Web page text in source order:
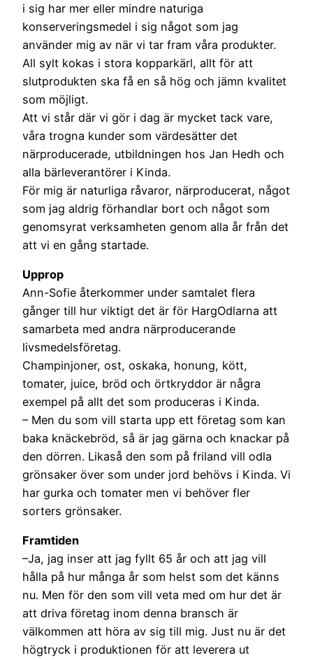
i sig har mer eller mindre naturiga
konserveringsmedel i sig något som jag
använder mig av när vi tar fram våra produkter.
All sylt kokas i stora kopparkärl, allt för att
slutprodukten ska få en så hög och jämn kvalitet
som möjligt.
Att vi står där vi gör i dag är mycket tack vare,
våra trogna kunder som värdesätter det
närproducerade, utbildningen hos Jan Hedh och
alla bärleverantörer i Kinda.
För mig är naturliga råvaror, närproducerat, något
som jag aldrig förhandlar bort och något som
genomsyrat verksamheten genom alla år från det
att vi en gång startade.
Upprop
Ann-Sofie återkommer under samtalet flera
gånger till hur viktigt det är för HargOdlarna att
samarbeta med andra närproducerande
livsmedelsföretag.
Champinjoner, ost, oskaka, honung, kött,
tomater, juice, bröd och örtkryddor är några
exempel på allt det som produceras i Kinda.
– Men du som vill starta upp ett företag som kan
baka knäckebröd, så är jag gärna och knackar på
den dörren. Likaså den som på friland vill odla
grönsaker över som under jord behövs i Kinda. Vi
har gurka och tomater men vi behöver fler
sorters grönsaker.
Framtiden
–Ja, jag inser att jag fyllt 65 år och att jag vill
hålla på hur många år som helst som det känns
nu. Men för den som vill veta med om hur det är
att driva företag inom denna bransch är
välkommen att höra av sig till mig. Just nu är det
högtryck i produktionen för att leverera ut